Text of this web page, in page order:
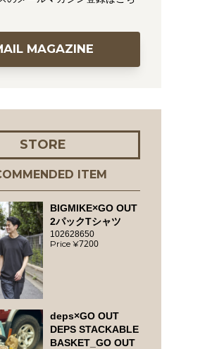
MAGAZINE
STORE
ITEM
BIGMIKE×GO OUT
2パックTシャツ
102628650
7200
deps×GO OUT
DEPS STACKABLE
BASKET_GO OUT